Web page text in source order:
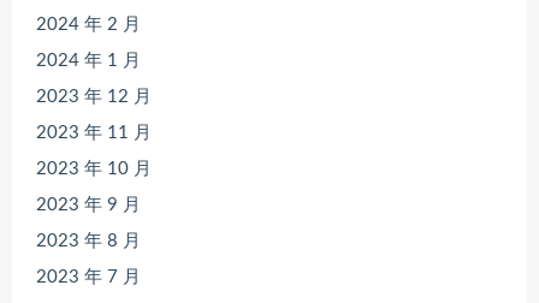
2024 年 2 月
2024 年 1 月
2023 年 12 月
2023 年 11 月
2023 年 10 月
2023 年 9 月
2023 年 8 月
2023 年 7 月